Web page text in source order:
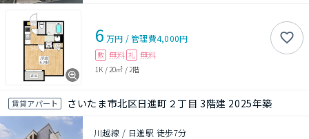
6 万円 /管理費4,000円
敷 無料 礼 無料
1K / 20㎡ / 2階
賃貸アパート さいたま市北区日進町２丁目 3階建 2025年築
川越線 / 日進駅 徒歩7分